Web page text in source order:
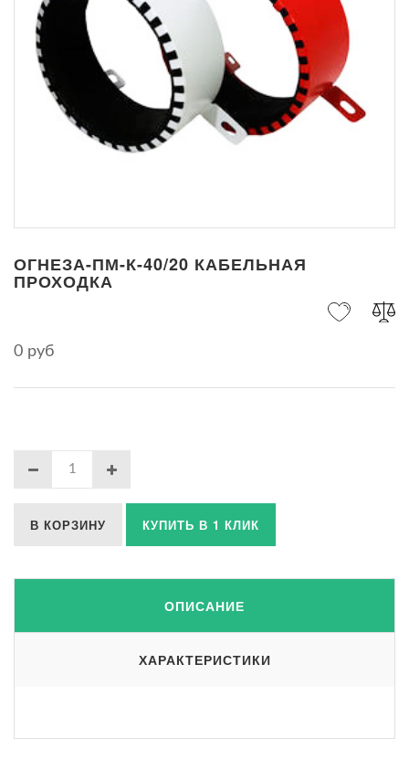
ОГНЕЗА-ПМ-К-40/20 КАБЕЛЬНАЯ
ПРОХОДКА
0 руб
В КОРЗИНУ КУПИТЬ В 1 КЛИК
ОПИСАНИЕ
ХАРАКТЕРИСТИКИ